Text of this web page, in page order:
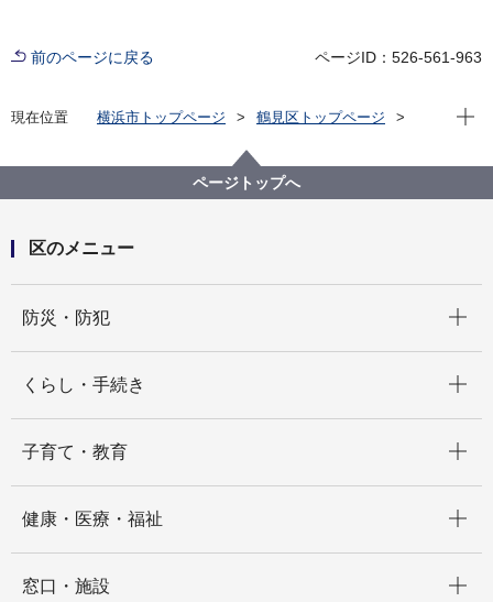
前のページに戻る ページID：526-561-963
現在位置 横浜市トップページ
鶴見区トップページ
投票率（令和元年7月 参議院議員通常選挙（選挙
現在
ページトップへ
区のメニュー
防災・防犯
くらし・手続き
子育て・教育
健康・医療・福祉
窓口・施設